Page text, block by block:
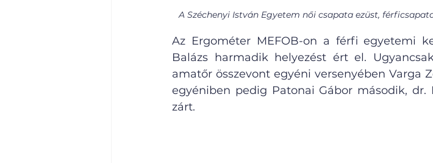
A Széchenyi István Egyetem női csapata ezüst,
Az Ergométer MEFOB-on a férfi egyetemi
Balázs harmadik helyezést ért el.
amatőr összevont egyéni versenyében Varga
egyéniben pedig Patonai Gábor második,
zárt.